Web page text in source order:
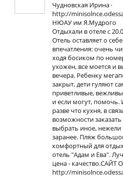
Чудновская Ирина ·
http://
НЮАУ им Я.Мудрого
Отдыхали в отеле с
Отель оставляет о
впечатления: очень
ходя босиком по
ухожен, все моется и
вечера. Ребенку
закрыт, дети гуляют
приветливые,
и если могут, помочь.
разве что кухня, в
возможности
выбрать иное,
заранее. Пляж
комфортный для
отель "Адам и Ева".
цена - качество.САЙТ
http://